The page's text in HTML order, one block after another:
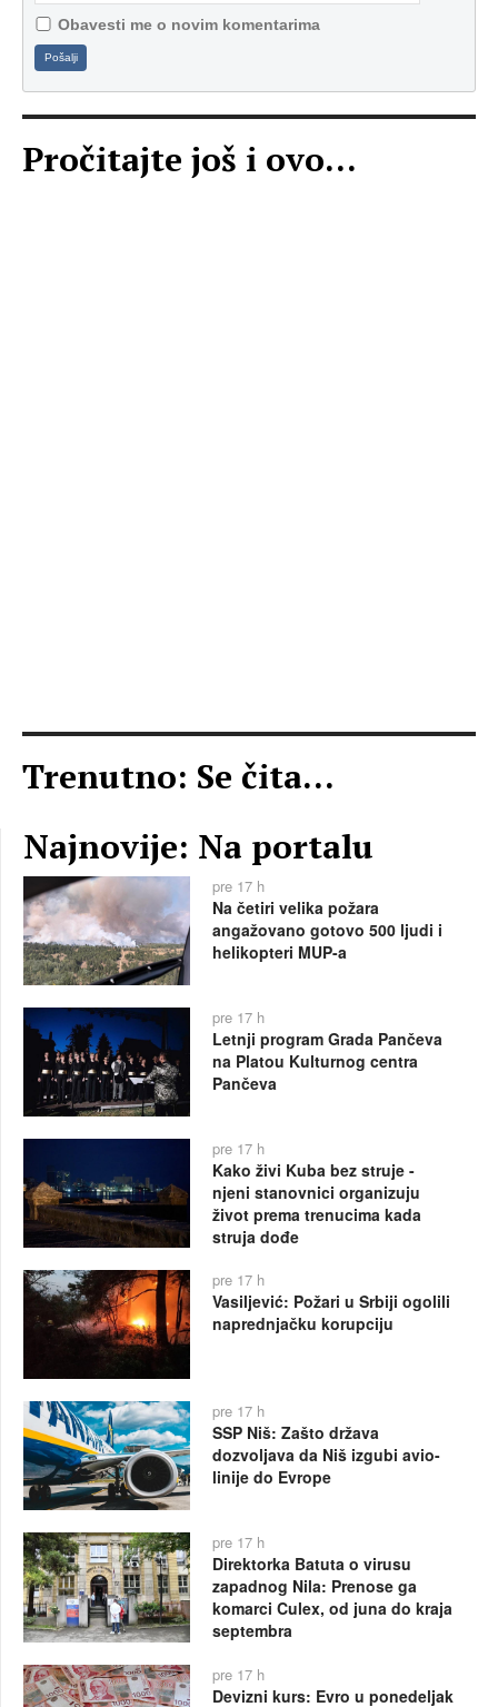
Obavesti me o novim komentarima
Pošalji
Pročitajte još i ovo...
Trenutno: Se čita...
Najnovije: Na portalu
pre 17 h
Na četiri velika požara
angažovano gotovo 500 ljudi i
helikopteri MUP-a
pre 17 h
Letnji program Grada Pančeva
na Platou Kulturnog centra
Pančeva
pre 17 h
Kako živi Kuba bez struje -
njeni stanovnici organizuju
život prema trenucima kada
struja dođe
pre 17 h
Vasiljević: Požari u Srbiji ogolili
naprednjačku korupciju
pre 17 h
SSP Niš: Zašto država
dozvoljava da Niš izgubi avio-
linije do Evrope
pre 17 h
Direktorka Batuta o virusu
zapadnog Nila: Prenose ga
komarci Culex, od juna do kraja
septembra
pre 17 h
Devizni kurs: Evro u ponedeljak